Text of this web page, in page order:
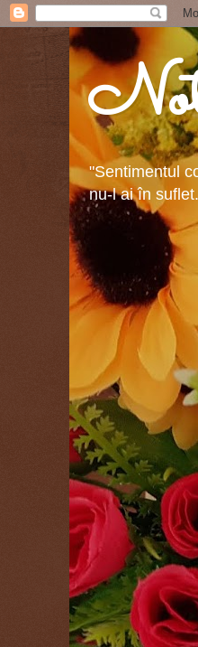
"Sentimentul
nu-l ai în